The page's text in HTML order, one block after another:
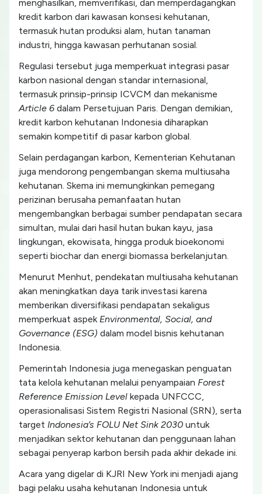
menghasilkan, memverifikasi, dan memperdagangkan
kredit karbon dari kawasan konsesi kehutanan,
termasuk hutan produksi alam, hutan tanaman
industri, hingga kawasan perhutanan sosial.
Regulasi tersebut juga memperkuat integrasi pasar
karbon nasional dengan standar internasional,
termasuk prinsip-prinsip ICVCM dan mekanisme
Article 6 dalam Persetujuan Paris. Dengan demikian,
kredit karbon kehutanan Indonesia diharapkan
semakin kompetitif di pasar karbon global.
Selain perdagangan karbon, Kementerian Kehutanan
juga mendorong pengembangan skema multiusaha
kehutanan. Skema ini memungkinkan pemegang
perizinan berusaha pemanfaatan hutan
mengembangkan berbagai sumber pendapatan secara
simultan, mulai dari hasil hutan bukan kayu, jasa
lingkungan, ekowisata, hingga produk bioekonomi
seperti biochar dan energi biomassa berkelanjutan.
Menurut Menhut, pendekatan multiusaha kehutanan
akan meningkatkan daya tarik investasi karena
memberikan diversifikasi pendapatan sekaligus
memperkuat aspek Environmental, Social, and
Governance (ESG) dalam model bisnis kehutanan
Indonesia.
Pemerintah Indonesia juga menegaskan penguatan
tata kelola kehutanan melalui penyampaian Forest
Reference Emission Level kepada UNFCCC,
operasionalisasi Sistem Registri Nasional (SRN), serta
target Indonesia’s FOLU Net Sink 2030 untuk
menjadikan sektor kehutanan dan penggunaan lahan
sebagai penyerap karbon bersih pada akhir dekade ini.
Acara yang digelar di KJRI New York ini menjadi ajang
bagi pelaku usaha kehutanan Indonesia untuk